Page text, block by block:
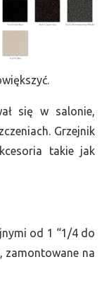
się w salonie,
Grzejnik
takie jak
od 1 “1/4 do
zamontowane na